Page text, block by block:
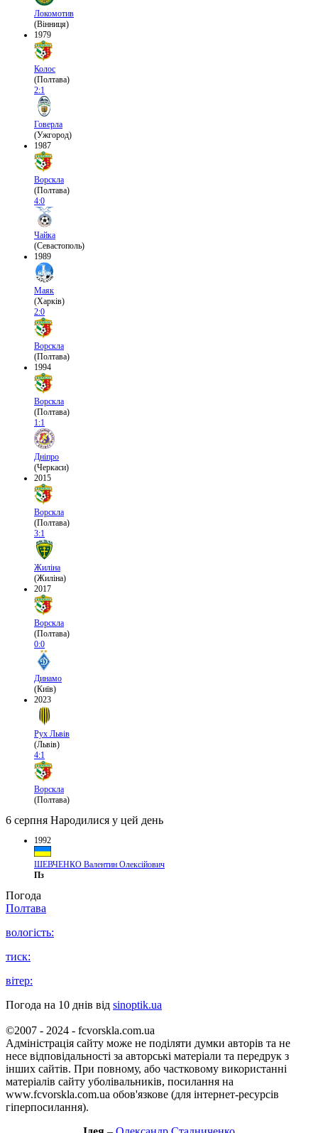
Локомотив
(Вінниця)
1979
Колос
(Полтава)
2:1
Говерла
(Ужгород)
1987
Ворскла
(Полтава)
4:0
Чайка
(Севастополь)
1989
Маяк
(Харків)
2:0
Ворскла
(Полтава)
1994
Ворскла
(Полтава)
1:1
Дніпро
(Черкаси)
2015
Ворскла
(Полтава)
3:1
Жиліна
(Жиліна)
2017
Ворскла
(Полтава)
0:0
Динамо
(Київ)
2023
Рух Львів
(Львів)
4:1
Ворскла
(Полтава)
6 серпня Народилися у цей день
1992
ШЕВЧЕНКО Валентин Олексійович
Пз
Погода
Полтава
вологість:
тиск:
вітер:
Погода на 10 днів від sinoptik.ua
©2007 - 2024 - fcvorskla.com.ua
Адміністрація сайту може не поділяти думки авторів та не
несе відповідальності за авторські матеріали та передрук з
інших сайтів. При повному, або частковому використанні
матеріалів сайту уболівальників, посилання на
www.fcvorskla.com.ua обов'язкове (для інтернет-ресурсів
гіперпосилання).